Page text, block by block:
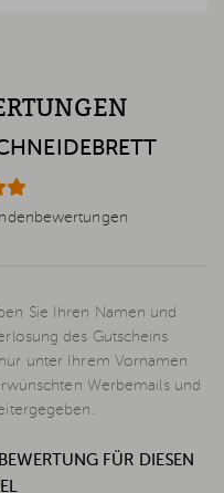
Sie Ihren Namen und
des Gutscheins
unter Ihrem Vornamen
Werbemails und
FÜR DIESEN